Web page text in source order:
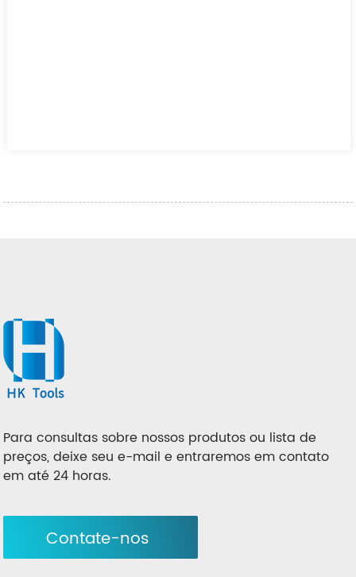
Para consultas sobre nossos produtos ou lista de
preços, deixe seu e-mail e entraremos em contato
em até 24 horas.
Contate-nos